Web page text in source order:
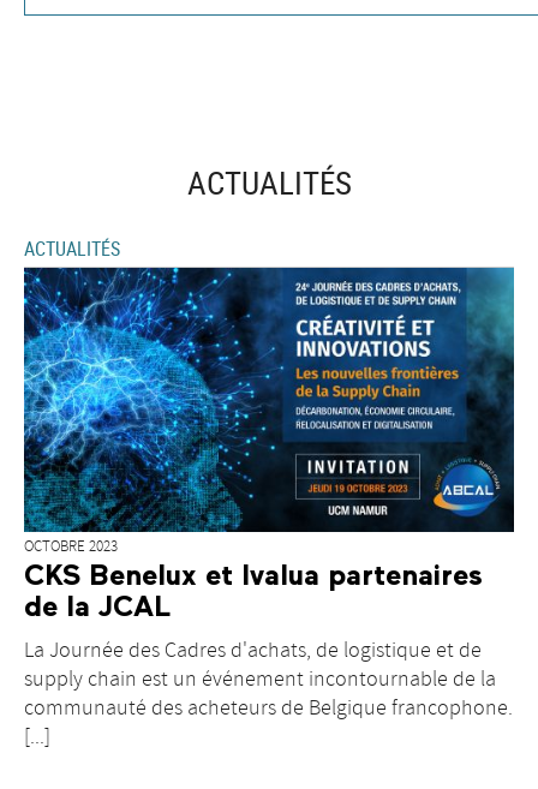
ACTUALITÉS
ACTUALITÉS
OCTOBRE 2023
CKS Benelux et Ivalua partenaires
de la JCAL
La Journée des Cadres d'achats, de logistique et de
supply chain est un événement incontournable de la
communauté des acheteurs de Belgique francophone.
[...]